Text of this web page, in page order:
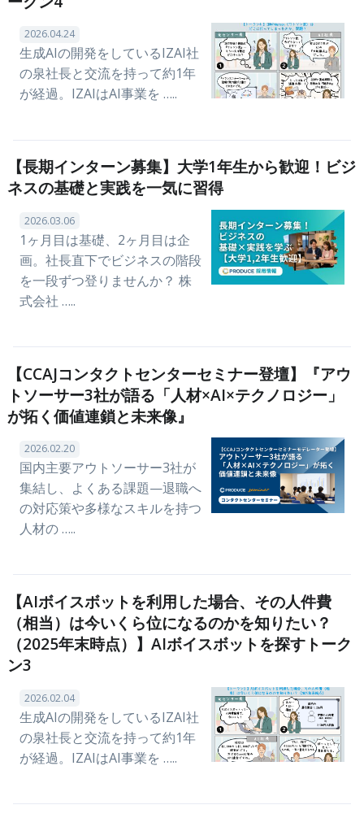
2026.04.24
生成AIの開発をしているIZAI社
の泉社長と交流を持って約1年
が経過。IZAIはAI事業を …..
【長期インターン募集】大学1年生から歓迎！ビジ
ネスの基礎と実践を一気に習得
2026.03.06
1ヶ月目は基礎、2ヶ月目は企
画。社長直下でビジネスの階段
を一段ずつ登りませんか？ 株
式会社 …..
【CCAJコンタクトセンターセミナー登壇】『アウ
トソーサー3社が語る「人材×AI×テクノロジー」
が拓く価値連鎖と未来像』
2026.02.20
国内主要アウトソーサー3社が
集結し、よくある課題—退職へ
の対応策や多様なスキルを持つ
人材の …..
【AIボイスボットを利用した場合、その人件費
（相当）は今いくら位になるのかを知りたい？
（2025年末時点）】AIボイスボットを探すトーク
ン3
2026.02.04
生成AIの開発をしているIZAI社
の泉社長と交流を持って約1年
が経過。IZAIはAI事業を …..